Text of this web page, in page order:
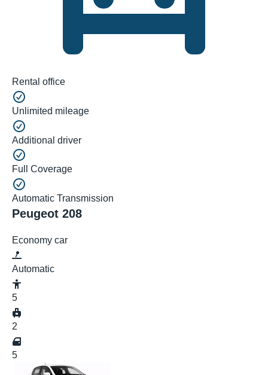
Rental office
Unlimited mileage
Additional driver
Full Coverage
Automatic Transmission
Peugeot 208
Economy car
Automatic
5
2
5